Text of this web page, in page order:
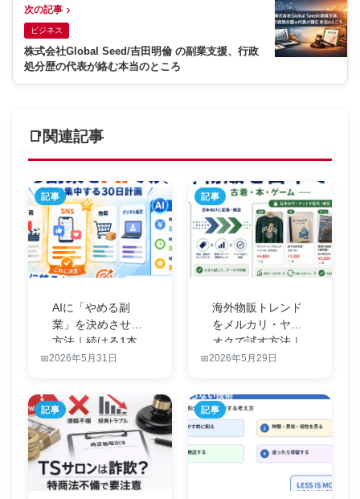
次の記事
ビジネス
株式会社Global Seed/吉田明倫 の副業支援、行政
処分歴の代表が絡む本当のところ
関連記事
記事
AIに「やめる副
業」を決めさせる
方法｜続ける1本
に集中する3…
2026年5月31日
記事
海外物販トレンド
をメルカリ・ヤフ
オクで試す方法｜
古着・本・ゲ…
2026年5月29日
記事 記事